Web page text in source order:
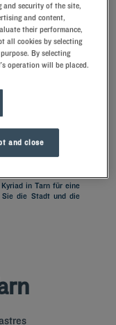
and select a date. Press
to interact with
in Tarn für eine
Sie die Stadt und die
and security of the site,
and content,
their performance,
all cookies by selecting
By selecting
operation will be placed.
and close